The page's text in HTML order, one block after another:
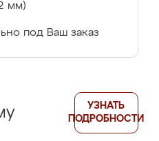
мм)
под Ваш заказ
УЗНАТЬ
ПОДРОБНОСТИ